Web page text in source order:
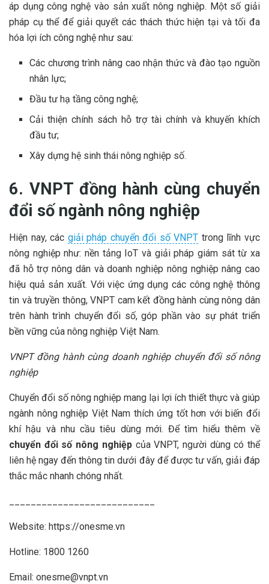
áp dụng công nghệ vào sản xuất nông nghiệp. Một số giải
pháp cụ thể để giải quyết các thách thức hiện tại và tối đa
hóa lợi ích công nghệ như sau:
Các chương trình nâng cao nhận thức và đào tạo nguồn
nhân lực;
Đầu tư hạ tầng công nghệ;
Cải thiện chính sách hỗ trợ tài chính và khuyến khích
đầu tư;
Xây dựng hệ sinh thái nông nghiệp số.
6. VNPT đồng hành cùng chuyển
đổi số ngành nông nghiệp
Hiện nay, các giải pháp chuyển đổi số VNPT trong lĩnh vực
nông nghiệp như: nền tảng IoT và giải pháp giám sát từ xa
đã hỗ trợ nông dân và doanh nghiệp nông nghiệp nâng cao
hiệu quả sản xuất. Với việc ứng dụng các công nghệ thông
tin và truyền thông, VNPT cam kết đồng hành cùng nông dân
trên hành trình chuyển đổi số, góp phần vào sự phát triển
bền vững của nông nghiệp Việt Nam.
VNPT đồng hành cùng doanh nghiệp chuyển đổi số nông
nghiệp
Chuyển đổi số nông nghiệp mang lại lợi ích thiết thực và giúp
ngành nông nghiệp Việt Nam thích ứng tốt hơn với biến đổi
khí hậu và nhu cầu tiêu dùng mới. Để tìm hiểu thêm về
chuyển đổi số nông nghiệpcủa VNPT, người dùng có thể
liên hệ ngay đến thông tin dưới đây để được tư vấn, giải đáp
thắc mắc nhanh chóng nhất.
Website: https://onesme.vn
Hotline: 1800 1260
Email: onesme@vnpt.vn